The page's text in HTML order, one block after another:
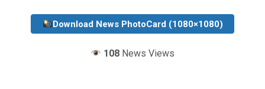
Download News PhotoCard (1080×1080)
108 News Views